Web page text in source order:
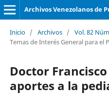
Archivos Venezolanos de
Inicio / Archivos / Vol. 82
Temas de Interés General para el
Doctor
aportes a la